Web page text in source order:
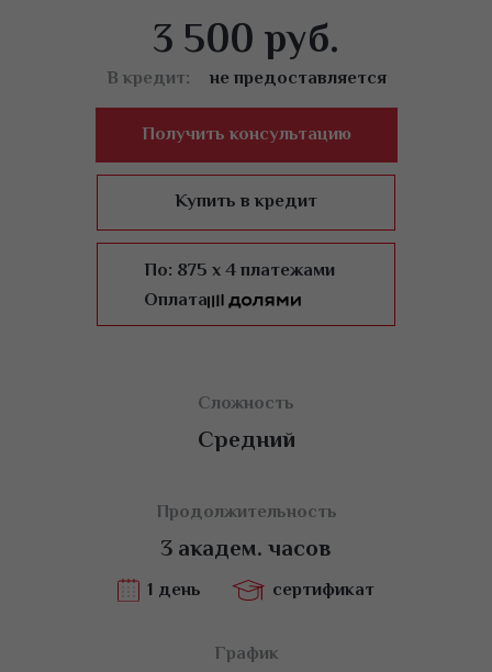
Показания, противопоказания
Отработка на модели, постановка руки.
3 500 руб.
В кредит:
не предоставляется
Получить консультацию
Купить в кредит
По: 875 x 4 платежами
Оплата
Сложность
Средний
Продолжительность
3 академ. часов
1 день сертификат
График